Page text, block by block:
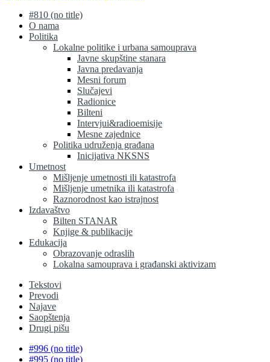
#810 (no title)
O nama
Politika
Lokalne politike i urbana samouprava
Javne skupštine stanara
Javna predavanja
Mesni forum
Slučajevi
Radionice
Bilteni
Intervjui&radioemisije
Mesne zajednice
Politika udruženja građana
Inicijativa NKSNS
Umetnost
Mišljenje umetnosti ili katastrofa
Mišljenje umetnika ili katastrofa
Raznorodnost kao istrajnost
Izdavaštvo
Bilten STANAR
Knjige & publikacije
Edukacija
Obrazovanje odraslih
Lokalna samouprava i građanski aktivizam
Tekstovi
Prevodi
Najave
Saopštenja
Drugi pišu
#996 (no title)
#995 (no title)